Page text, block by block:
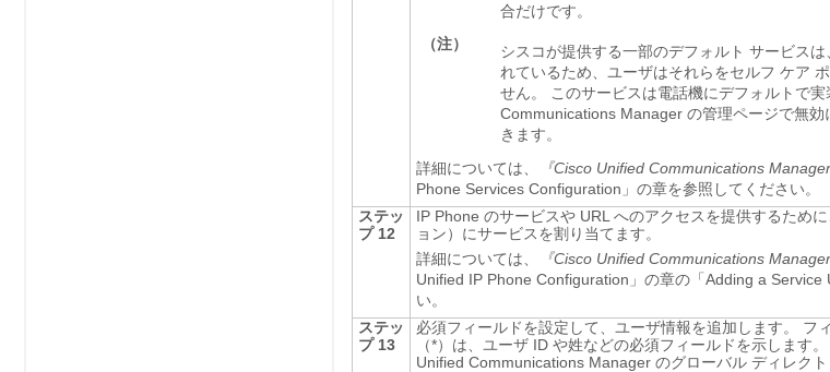
合だけです。
（注）
シスコが提供する一部のデフォルト サービス
れているため、ユーザはそれらをセルフ ケア
せん。 このサービスは電話機にデフォルトで
Communications Manager の管理ページで無
きます。
詳細については、
『Cisco Unified Communications
Phone Services Configuration」の章を参照してください。
ステッ
プ 12
IP Phone のサービスや URL へのアクセスを提供するため
ョン）にサービスを割り当てます。
詳細については、
『Cisco Unified Communications
Unified IP Phone Configuration」の章の「Adding a Service
い。
ステッ
プ 13
必須フィールドを設定して、ユーザ情報を追加します。 フ
（*）は、ユーザ ID や姓などの必須フィールドを示します
Unified Communications Manager のグローバル ディレクト